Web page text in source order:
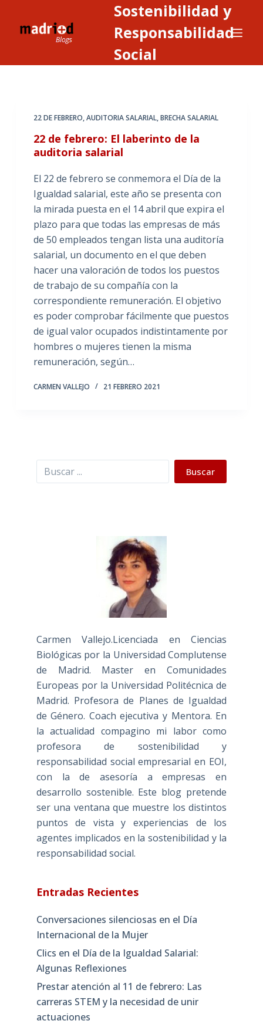
Sostenibilidad y
Responsabilidad
Social
22 DE FEBRERO,AUDITORIA SALARIAL,BRECHA SALARIAL
22 de febrero: El laberinto de la
auditoria salarial
El 22 de febrero se conmemora el Día de la
Igualdad salarial, este año se presenta con
la mirada puesta en el 14 abril que expira el
plazo para que todas las empresas de más
de 50 empleados tengan lista una auditoría
salarial, un documento en el que deben
hacer una valoración de todos los puestos
de trabajo de su compañía con la
correspondiente remuneración. El objetivo
es poder comprobar fácilmente que puestos
de igual valor ocupados indistintamente por
hombres o mujeres tienen la misma
remuneración, según…
CARMEN VALLEJO 21 FEBRERO 2021
Buscar Buscar
Carmen Vallejo.Licenciada en Ciencias
Biológicas por la Universidad Complutense
de Madrid. Master en Comunidades
Europeas por la Universidad Politécnica de
Madrid. Profesora de Planes de Igualdad
de Género. Coach ejecutiva y Mentora. En
la actualidad compagino mi labor como
profesora de sostenibilidad y
responsabilidad social empresarial en EOI,
con la de asesoría a empresas en
desarrollo sostenible. Este blog pretende
ser una ventana que muestre los distintos
puntos de vista y experiencias de los
agentes implicados en la sostenibilidad y la
responsabilidad social.
Entradas Recientes
Conversaciones silenciosas en el Día
Internacional de la Mujer
Clics en el Día de la Igualdad Salarial:
Algunas Reflexiones
Prestar atención al 11 de febrero: Las
carreras STEM y la necesidad de unir
actuaciones